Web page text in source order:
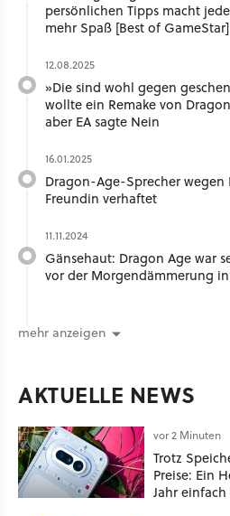
persönlichen Tipps macht
mehr Spaß [Best of GameStar]
12.08.2025
»Die sind wohl gegen
wollte ein Remake von
aber EA sagte Nein
16.01.2025
Dragon-Age-Sprecher
Freundin verhaftet
11.11.2024
Gänsehaut: Dragon Age war
vor der Morgendämmerung
mehr anzeigen
AKTUELLE NEWS
vor 2 Minuten
Trotz
Preise: Ein
Jahr